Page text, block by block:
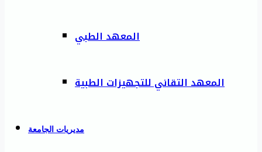
المعهد الطبي
المعهد التقاني للتجهيزات الطبية
مديريات الجامعة